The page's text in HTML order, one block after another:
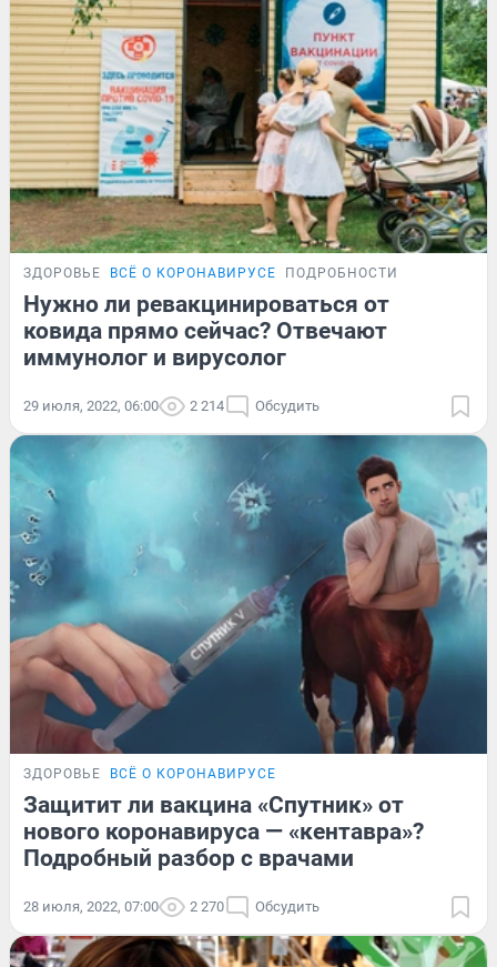
ЗДОРОВЬЕ ВСЁ О КОРОНАВИРУСЕ ПОДРОБНОСТИ
Нужно ли ревакцинироваться от
ковида прямо сейчас? Отвечают
иммунолог и вирусолог
29 июля, 2022, 06:00 2 214 Обсудить
ЗДОРОВЬЕ ВСЁ О КОРОНАВИРУСЕ
Защитит ли вакцина «Спутник» от
нового коронавируса — «кентавра»?
Подробный разбор с врачами
28 июля, 2022, 07:00 2 270 Обсудить